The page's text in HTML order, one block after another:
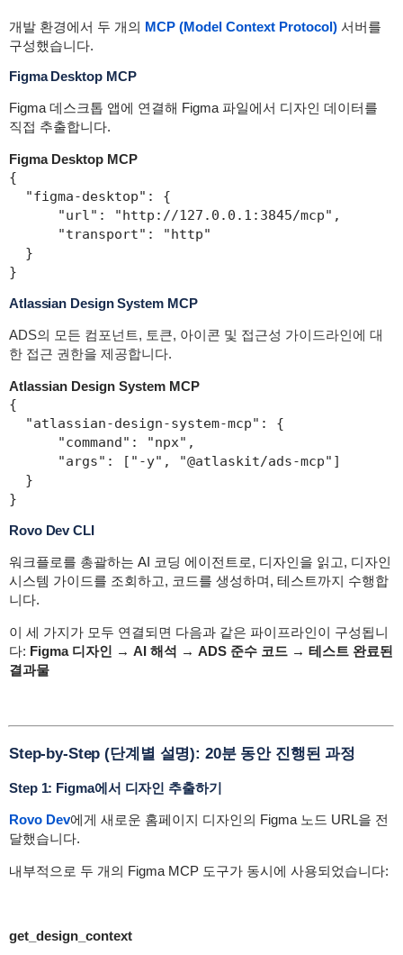
개발 환경에서 두 개의 MCP (Model Context Protocol) 서버를
구성했습니다.
Figma Desktop MCP
Figma 데스크톱 앱에 연결해 Figma 파일에서 디자인 데이터를
직접 추출합니다.
Figma Desktop MCP
{
  "figma-desktop": {
      "url": "http://127.0.0.1:3845/mcp",
      "transport": "http"
  }
}
Atlassian Design System MCP
ADS의 모든 컴포넌트, 토큰, 아이콘 및 접근성 가이드라인에 대
한 접근 권한을 제공합니다.
Atlassian Design System MCP
{
  "atlassian-design-system-mcp": {
      "command": "npx",
      "args": ["-y", "@atlaskit/ads-mcp"]
  }
}
Rovo Dev CLI
워크플로를 총괄하는 AI 코딩 에이전트로, 디자인을 읽고, 디자인
시스템 가이드를 조회하고, 코드를 생성하며, 테스트까지 수행합
니다.
이 세 가지가 모두 연결되면 다음과 같은 파이프라인이 구성됩니
다: Figma 디자인 → AI 해석 → ADS 준수 코드 → 테스트 완료된
결과물
Step-by-Step (단계별 설명): 20분 동안 진행된 과정
Step 1: Figma에서 디자인 추출하기
Rovo Dev에게 새로운 홈페이지 디자인의 Figma 노드 URL을 전
달했습니다.
내부적으로 두 개의 Figma MCP 도구가 동시에 사용되었습니다:
get_design_context